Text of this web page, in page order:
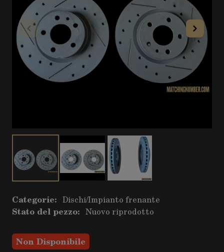
Categorie: Dischi/Impianto frenante
Stato del pezzo: Nuovo riprodotto
Non Disponibile